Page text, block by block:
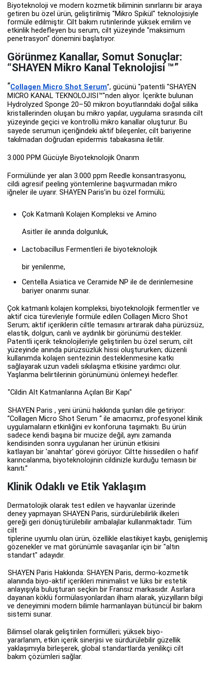
Biyoteknoloji ve modern kozmetik biliminin sınırlarını bir araya
getiren bu özel ürün, geliştirilmiş "Mikro Spikül" teknolojisiyle
formüle edilmiştir. Cilt bakım rutinlerinde yüksek emilim ve
etkinlik hedefleyen bu serum, cilt yüzeyinde "maksimum
penetrasyon" dönemini başlatıyor.
Görünmez Kanallar, Somut Sonuçlar:
“SHAYEN Mikro Kanal Teknolojisi ™”
“Collagen Micro Shot Serum”, gücünü "patentli "SHAYEN
MICRO KANAL TEKNOLOJISI ™"nden alıyor. İçerikte bulunan
Hydrolyzed Sponge 20–50 mikron boyutlarındaki doğal silika
kristallerinden oluşan bu mikro yapılar, uygulama sırasında cilt
yüzeyinde geçici ve kontrollü mikro kanallar oluşturur. Bu
sayede serumun içeriğindeki aktif bileşenler, cilt bariyerine
takılmadan doğrudan epidermis tabakasına iletilir.
3.000 PPM Gücüyle Biyoteknolojik Onarım
Formülünde yer alan 3.000 ppm Reedle konsantrasyonu,
cildi agresif peeling yöntemlerine başvurmadan mikro
iğneler ile uyarır. SHAYEN Paris’in bu özel formülü;
Çok Katmanlı Kolajen Kompleksi ve Amino
Asitler ile anında dolgunluk,
Lactobacillus Fermentleri ile biyoteknolojik
bir yenilenme,
Centella Asiatica ve Ceramide NP ile de derinlemesine
bariyer onarımı sunar.
Çok katmanlı kolajen kompleksi, biyoteknolojik fermentler ve
aktif cica türevleriyle formüle edilen Collagen Micro Shot
Serum; aktif içeriklerin ciltle temasını artırarak daha pürüzsüz,
elastik, dolgun, canlı ve aydınlık bir görünümü destekler.
Patentli içerik teknolojileriyle geliştirilen bu özel serum, cilt
yüzeyinde anında pürüzsüzlük hissi oluştururken; düzenli
kullanımda kolajen sentezinin desteklenmesine katkı
sağlayarak uzun vadeli sıkılaşma etkisine yardımcı olur.
Yaşlanma belirtilerinin görünümünü önlemeyi hedefler.
"Cildin Alt Katmanlarına Açılan Bir Kapı"
SHAYEN Paris , yeni ürünü hakkında şunları dile getiriyor:
“Collagen Micro Shot Serum “ ile amacımız, profesyonel klinik
uygulamaların etkinliğini ev konforuna taşımaktı. Bu ürün
sadece kendi başına bir mucize değil, aynı zamanda
kendisinden sonra uygulanan her ürünün etkisini
katlayan bir 'anahtar' görevi görüyor. Ciltte hissedilen o hafif
karıncalanma, biyoteknolojinin cildinizle kurduğu temasın bir
kanıtı.”
Klinik Odaklı ve Etik Yaklaşım
Dermatolojik olarak test edilen ve hayvanlar üzerinde
deney yapmayan SHAYEN Paris, sürdürülebilirlik ilkeleri
gereği geri dönüştürülebilir ambalajlar kullanmaktadır. Tüm
cilt
tiplerine uyumlu olan ürün, özellikle elastikiyet kaybı, genişlemiş
gözenekler ve mat görünümle savaşanlar için bir "altın
standart" adayıdır.
SHAYEN Paris Hakkında: SHAYEN Paris, dermo-kozmetik
alanında biyo-aktif içerikleri minimalist ve lüks bir estetik
anlayışıyla buluşturan seçkin bir Fransız markasıdır. Asırlara
dayanan köklü formülasyonlardan ilham alarak, yüzyılların bilgi
ve deneyimini modern bilimle harmanlayan bütüncül bir bakım
sistemi sunar.
Bilimsel olarak geliştirilen formülleri; yüksek biyo-
yararlanım, etkin içerik sinerjisi ve sürdürülebilir güzellik
yaklaşımıyla birleşerek, global standartlarda yenilikçi cilt
bakım çözümleri sağlar.